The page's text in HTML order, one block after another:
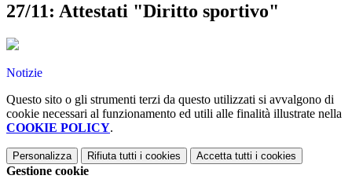
27/11: Attestati "Diritto sportivo"
Notizie
Questo sito o gli strumenti terzi da questo utilizzati si avvalgono di
cookie necessari al funzionamento ed utili alle finalità illustrate nella
COOKIE POLICY.
Personalizza Rifiuta tutti i cookies Accetta tutti i cookies
Gestione cookie